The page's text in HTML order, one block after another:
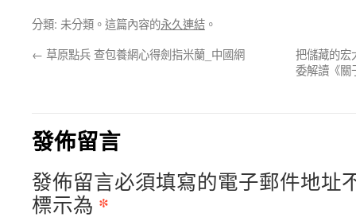
分類: 未分類。這篇內容的永久連結 。
← 草原點兵 查包養網心得劍指米蘭_中國網
把儲藏的
委解讀《關
發佈留言
發佈留言必須填寫的電子郵件地址
標示為 *